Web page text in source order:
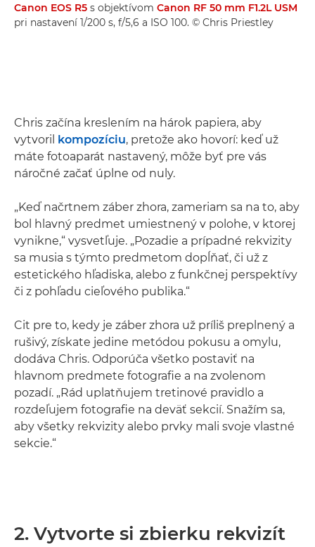
Canon EOS R5 s objektívom Canon RF 50 mm F1.2L USM
pri nastavení 1/200 s, f/5,6 a ISO 100. © Chris Priestley
Chris začína kreslením na hárok papiera, aby
vytvoril kompozíciu, pretože ako hovorí: keď už
máte fotoaparát nastavený, môže byť pre vás
náročné začať úplne od nuly.
„Keď načrtnem záber zhora, zameriam sa na to, aby
bol hlavný predmet umiestnený v polohe, v ktorej
vynikne,“ vysvetľuje. „Pozadie a prípadné rekvizity
sa musia s týmto predmetom dopĺňať, či už z
estetického hľadiska, alebo z funkčnej perspektívy
či z pohľadu cieľového publika.“
Cit pre to, kedy je záber zhora už príliš preplnený a
rušivý, získate jedine metódou pokusu a omylu,
dodáva Chris. Odporúča všetko postaviť na
hlavnom predmete fotografie a na zvolenom
pozadí. „Rád uplatňujem tretinové pravidlo a
rozdeľujem fotografie na deväť sekcií. Snažím sa,
aby všetky rekvizity alebo prvky mali svoje vlastné
sekcie.“
2. Vytvorte si zbierku rekvizít